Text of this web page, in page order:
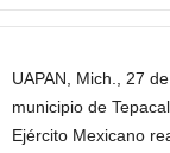
UAPAN, Mich., 27
municipio de
Ejército Mexicano